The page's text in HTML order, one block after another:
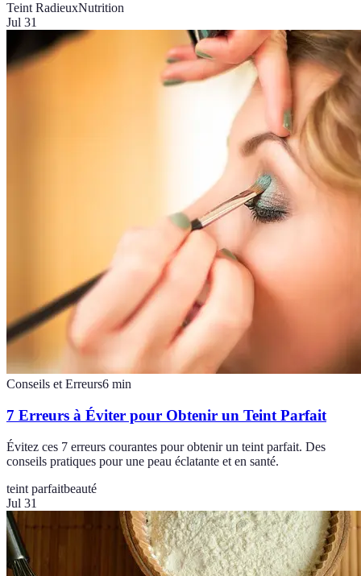
Teint RadieuxNutrition
Jul 31
Conseils et Erreurs6 min
7 Erreurs à Éviter pour Obtenir un Teint Parfait
Évitez ces 7 erreurs courantes pour obtenir un teint parfait. Des
conseils pratiques pour une peau éclatante et en santé.
teint parfaitbeauté
Jul 31